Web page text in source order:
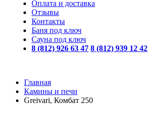
Оплата и доставка
Отзывы
Контакты
Баня под ключ
Сауна под ключ
8 (812) 926 63 47 8 (812) 939 12 42
Главная
Камины и печи
Greivari, Комбат 250